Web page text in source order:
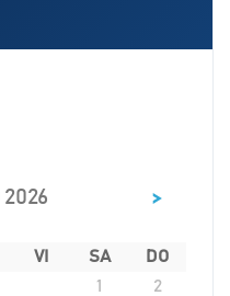
2026 >
VI SA
DO
1
2